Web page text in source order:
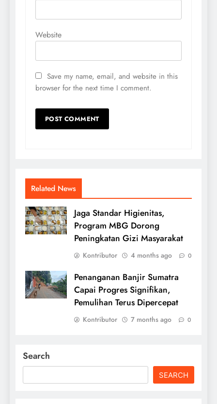
Website
Save my name, email, and website in this
browser for the next time I comment.
Related News
Jaga Standar Higienitas,
Program MBG Dorong
Peningkatan Gizi Masyarakat
Kontributor 4 months ago 0
Penanganan Banjir Sumatra
Capai Progres Signifikan,
Pemulihan Terus Dipercepat
Kontributor 7 months ago 0
Search
SEARCH